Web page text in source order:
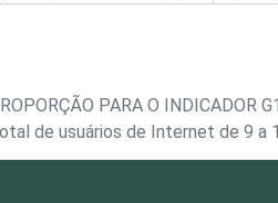
PARA O INDICADOR
de usuários de Internet de 9 a